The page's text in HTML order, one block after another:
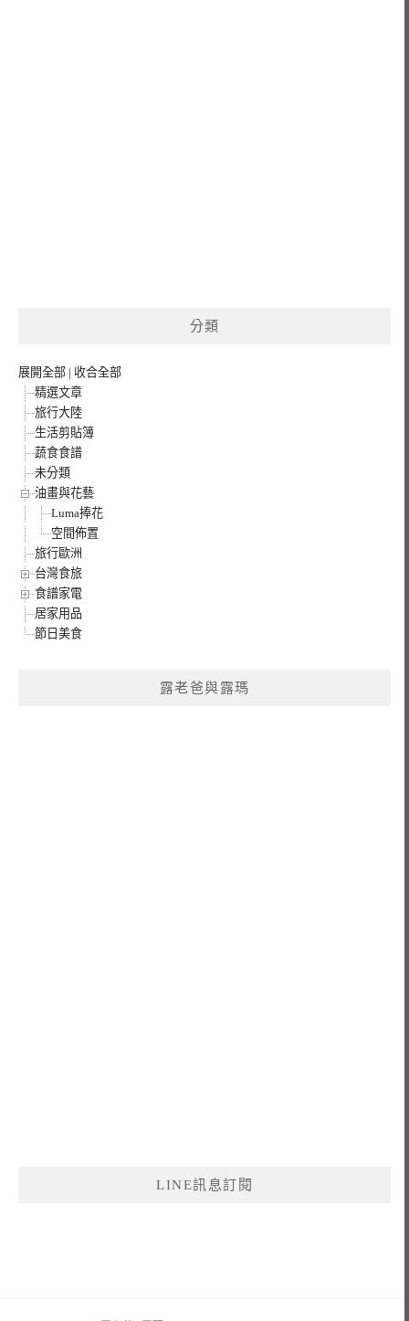
分類
展開全部 | 收合全部
精選文章
旅行大陸
生活剪貼簿
蔬食食譜
未分類
油畫與花藝
Luma捧花
空間佈置
旅行歐洲
台灣食旅
食譜家電
居家用品
節日美食
露老爸與露瑪
LINE訊息訂閱